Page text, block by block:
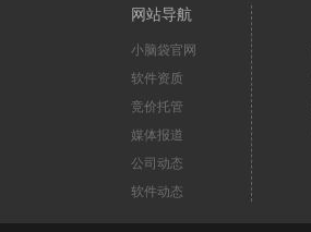
网站导航
小脑袋官网
软件资质
竞价托管
媒体报道
公司动态
软件动态